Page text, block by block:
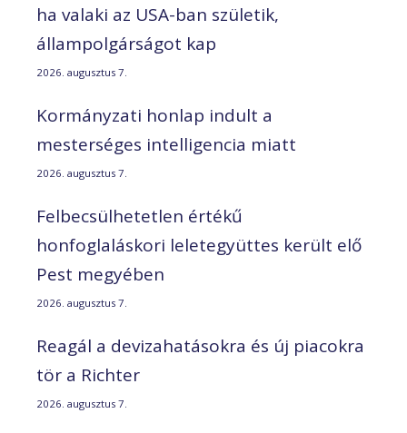
ha valaki az USA-ban születik,
állampolgárságot kap
2026. augusztus 7.
Kormányzati honlap indult a
mesterséges intelligencia miatt
2026. augusztus 7.
Felbecsülhetetlen értékű
honfoglaláskori leletegyüttes került elő
Pest megyében
2026. augusztus 7.
Reagál a devizahatásokra és új piacokra
tör a Richter
2026. augusztus 7.